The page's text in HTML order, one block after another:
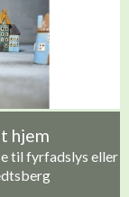
hjem
til fyrfadslys eller